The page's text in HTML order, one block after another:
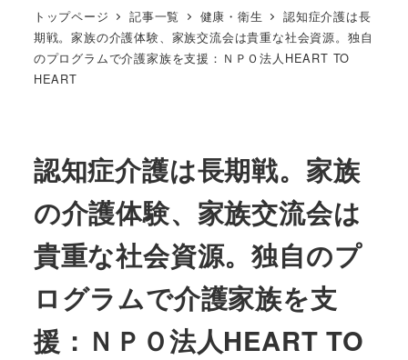
トップページ 記事一覧 健康・衛生
認知症介護は長
期戦。家族の介護体験、家族交流会は貴重な社会資源。独自
のプログラムで介護家族を支援：ＮＰＯ法人HEART TO
HEART
認知症介護は長期戦。家族
の介護体験、家族交流会は
貴重な社会資源。独自のプ
ログラムで介護家族を支
援：ＮＰＯ法人HEART TO